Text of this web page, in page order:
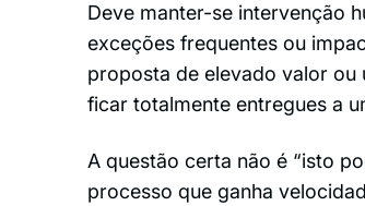
Deve manter-se intervenção
exceções frequentes ou
proposta de elevado valor ou
ficar totalmente entregues a
A questão certa não é “isto
processo que ganha